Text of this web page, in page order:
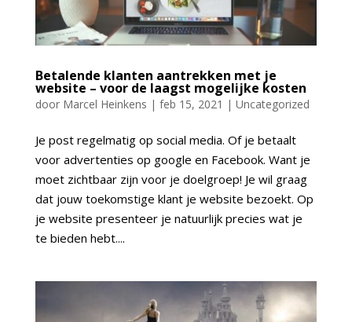
Betalende klanten aantrekken met je
website – voor de laagst mogelijke kosten
door Marcel Heinkens | feb 15, 2021 | Uncategorized
Je post regelmatig op social media. Of je betaalt
voor advertenties op google en Facebook. Want je
moet zichtbaar zijn voor je doelgroep! Je wil graag
dat jouw toekomstige klant je website bezoekt. Op
je website presenteer je natuurlijk precies wat je
te bieden hebt....